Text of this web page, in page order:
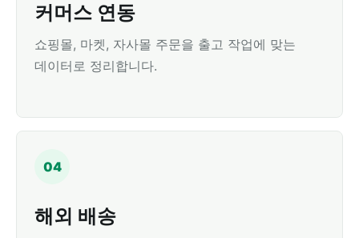
커머스 연동
쇼핑몰, 마켓, 자사몰 주문을 출고 작업에 맞는
데이터로 정리합니다.
04
해외 배송